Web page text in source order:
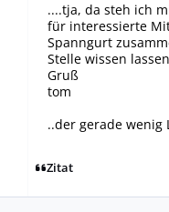
....tja, da steh ich
für interessierte
Spanngurt
Stelle wissen
Gruß
tom
..der gerade
Zitat